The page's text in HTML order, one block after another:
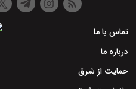
تماس با ما
درباره ما
حمایت از شرق